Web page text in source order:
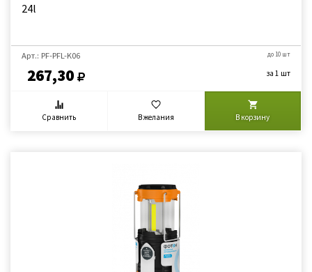
24l
Арт.: PF-PFL-K06
267,30
до 10 шт
за 1 шт
Сравнить В желания В корзину